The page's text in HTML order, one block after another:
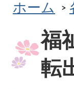
ホーム
福
転